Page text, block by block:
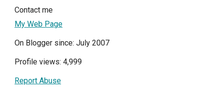
Contact me
My Web Page
On Blogger since: July 2007
Profile views: 4,999
Report Abuse